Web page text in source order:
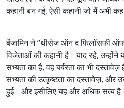
कहानी बन गई, ऐसी कहानी जो मैं अभी
बेंजामिन ने ’’थीसेज ऑन द फिलॉसफी ऑफ
विजेताओं की कहानी है। याद रहे, उन्होंने
सभ्यता का है, वह बर्बरता का भी दस्तावेज़
सभ्यता की उत्कृष्टता का दस्तावेज़, और
हुई। और इसीलिए यह और अधिक सत्य